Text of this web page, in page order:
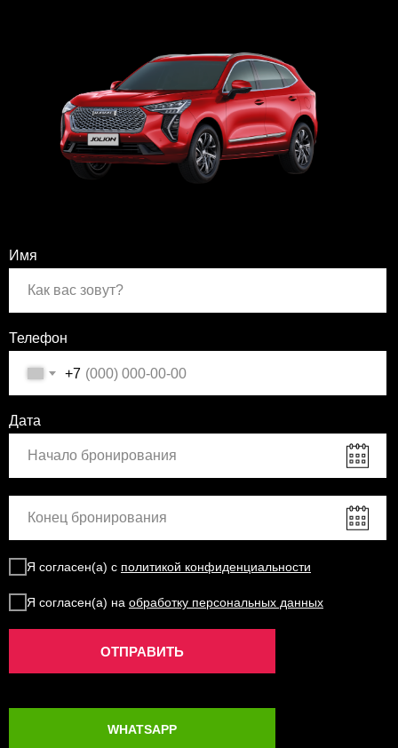
WHATSAPP
Имя
Телефон
+7
Дата
Я согласен(а) с политикой конфиденциальности
Я согласен(а) на обработку персональных данных
ОТПРАВИТЬ